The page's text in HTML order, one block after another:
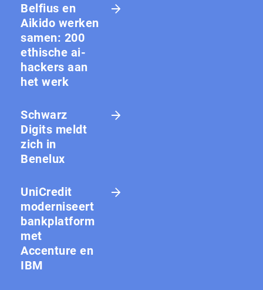
Belfius en
Aikido werken
samen: 200
ethische ai-
hackers aan
het werk
Schwarz
Digits meldt
zich in
Benelux
UniCredit
moderniseert
bankplatform
met
Accenture en
IBM